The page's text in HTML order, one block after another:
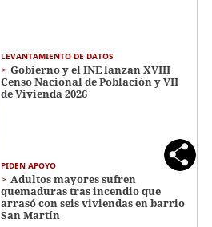
LEVANTAMIENTO DE DATOS
Gobierno y el INE lanzan XVIII
Censo Nacional de Población y VII
de Vivienda 2026
PIDEN APOYO
Adultos mayores sufren
quemaduras tras incendio que
arrasó con seis viviendas en barrio
San Martín